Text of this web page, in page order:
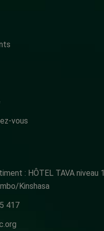
vous
: HÔTEL TAVA niveau
Kinshasa
417